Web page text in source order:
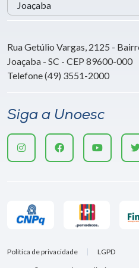
Rua Getúlio Vargas, 2125 -
Joaçaba - SC - CEP 89600-000
Telefone (49) 3551-2000
Siga a Unoesc
Política de privacidade LGPD